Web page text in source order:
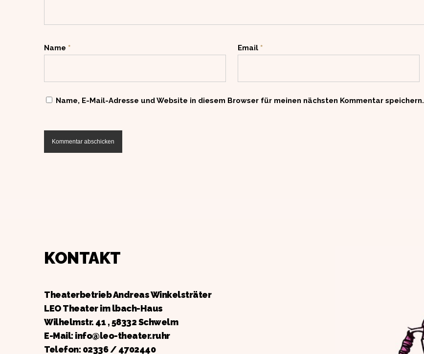
Name * Email *
Name, E-Mail-Adresse und Website in diesem Browser für meinen nächsten Kommentar speichern.
KONTAKT
Theaterbetrieb Andreas Winkelsträter
LEO Theater im lbach-Haus
Wilhelmstr. 41 , 58332 Schwelm
E-Mail: info@leo-theater.ruhr
Telefon: 02336 / 4702440